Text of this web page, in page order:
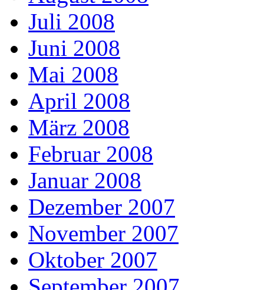
Juli 2008
Juni 2008
Mai 2008
April 2008
März 2008
Februar 2008
Januar 2008
Dezember 2007
November 2007
Oktober 2007